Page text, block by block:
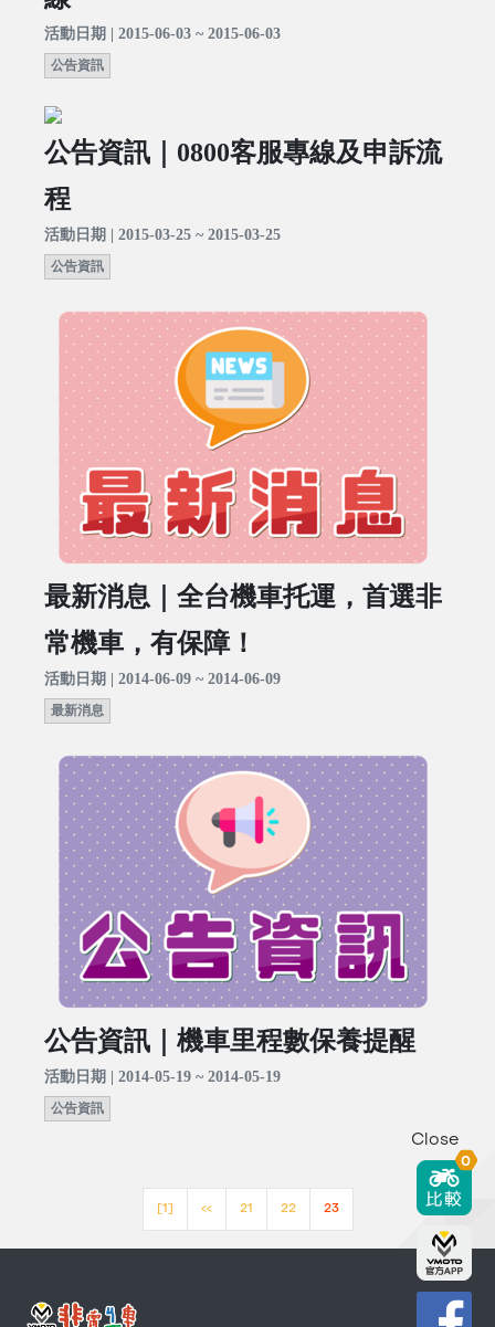
活動日期 | 2015-06-03 ~ 2015-06-03
公告資訊
公告資訊｜0800客服專線及申訴流
程
活動日期 | 2015-03-25 ~ 2015-03-25
公告資訊
最新消息｜全台機車托運，首選非
常機車，有保障！
活動日期 | 2014-06-09 ~ 2014-06-09
最新消息
公告資訊｜機車里程數保養提醒
活動日期 | 2014-05-19 ~ 2014-05-19
公告資訊
[1] << 21 22 23
Close
0